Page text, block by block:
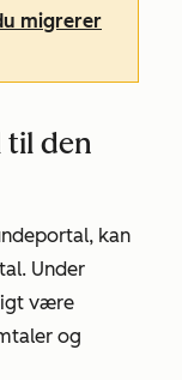
migrerer
til den
kan
Under
være
og